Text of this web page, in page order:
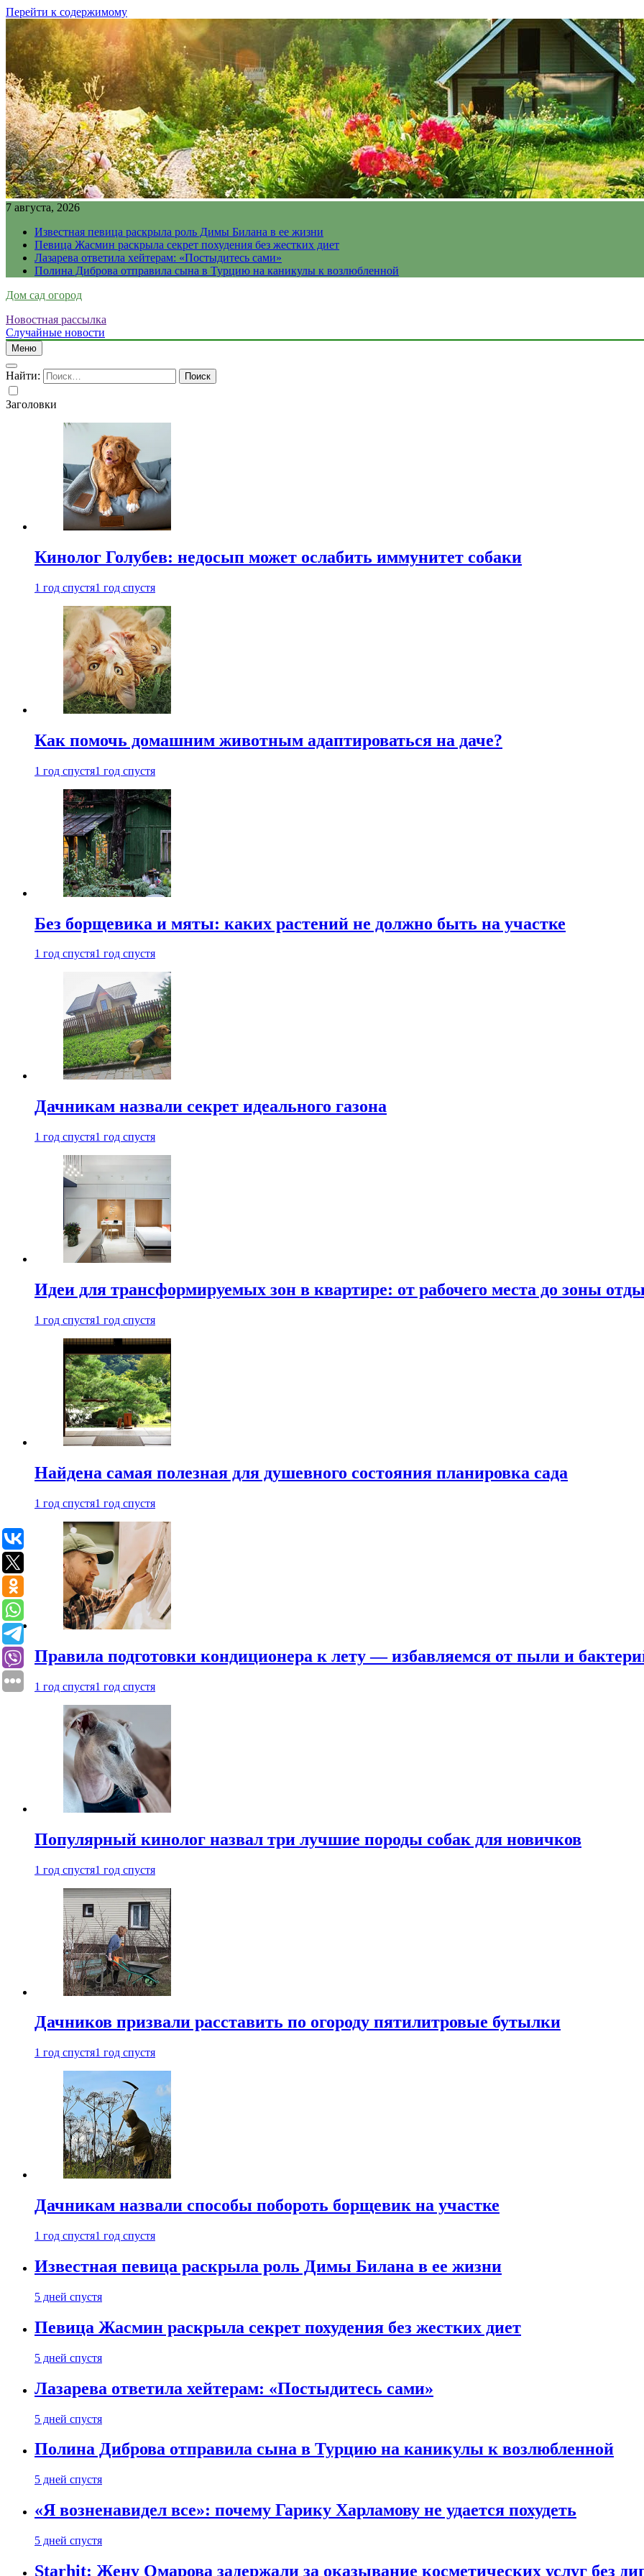
Перейти к содержимому
7 августа, 2026
Известная певица раскрыла роль Димы Билана в ее жизни
Певица Жасмин раскрыла секрет похудения без жестких диет
Лазарева ответила хейтерам: «Постыдитесь сами»
Полина Диброва отправила сына в Турцию на каникулы к возлюбленной
Дом сад огород
Новостная рассылка
Случайные новости
Меню
Найти:
Заголовки
Кинолог Голубев: недосып может ослабить иммунитет собаки
1 год спустя1 год спустя
Как помочь домашним животным адаптироваться на даче?
1 год спустя1 год спустя
Без борщевика и мяты: каких растений не должно быть на участке
1 год спустя1 год спустя
Дачникам назвали секрет идеального газона
1 год спустя1 год спустя
Идеи для трансформируемых зон в квартире: от рабочего места до зоны
1 год спустя1 год спустя
Найдена самая полезная для душевного состояния планировка сада
1 год спустя1 год спустя
Правила подготовки кондиционера к лету — избавляемся от пыли и
1 год спустя1 год спустя
Популярный кинолог назвал три лучшие породы собак для новичков
1 год спустя1 год спустя
Дачников призвали расставить по огороду пятилитровые бутылки
1 год спустя1 год спустя
Дачникам назвали способы побороть борщевик на участке
1 год спустя1 год спустя
Известная певица раскрыла роль Димы Билана в ее жизни
5 дней спустя
Певица Жасмин раскрыла секрет похудения без жестких диет
5 дней спустя
Лазарева ответила хейтерам: «Постыдитесь сами»
5 дней спустя
Полина Диброва отправила сына в Турцию на каникулы к возлюбленной
5 дней спустя
«Я возненавидел все»: почему Гарику Харламову не удается похудеть
5 дней спустя
Starhit: Жену Омарова задержали за оказывание косметических услуг без